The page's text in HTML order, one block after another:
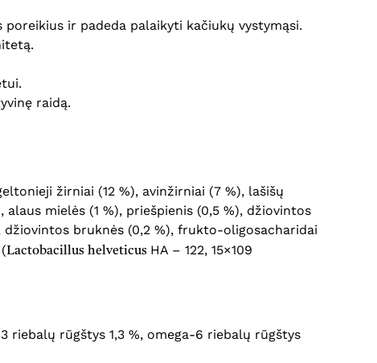
ir padeda palaikyti kačiukų vystymąsi.
raidą.
žirniai (12 %), avinžirniai (7 %), lašišų
mielės (1 %), priešpienis (0,5 %), džiovintos
bruknės (0,2 %), frukto-oligosacharidai
Lactobacillus helveticus HA – 122, 15×109
riebalų rūgštys 1,3 %, omega-6 riebalų rūgštys